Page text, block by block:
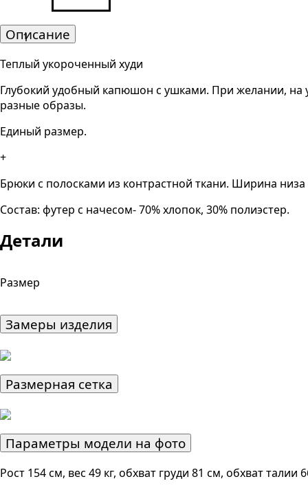
Описание
Теплый укороченный худи
Глубокий удобный капюшон с ушками. При желании, на
разные образы.
Единый размер.
+
Брюки с полосками из контрастной ткани. Ширина
Состав: футер с начесом- 70% хлопок, 30% полиэстер.
Детали
Размер
Замеры изделия
Размерная сетка
Параметры модели на фото
Рост 154 см, вес 49 кг, обхват груди 81 см, обхват талии